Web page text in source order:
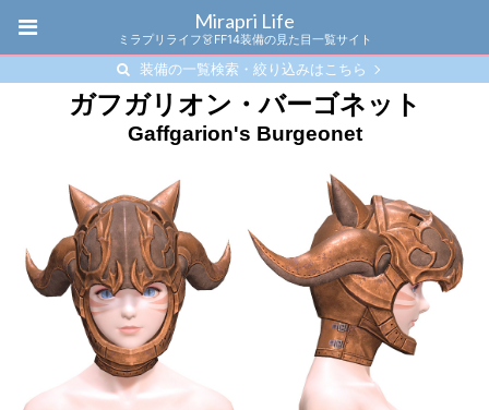
Mirapri Life
ミラプリライフ👗FF14装備の見た目一覧サイト
装備の一覧検索・絞り込みはこちら
ガフガリオン・バーゴネット
Gaffgarion's Burgeonet